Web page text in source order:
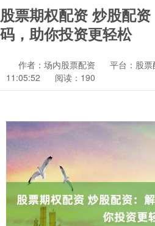
股票期权配资 炒股配
码，助你投资更轻松
作者：场内股票配资 平台：股票
11:05:52
阅读：190